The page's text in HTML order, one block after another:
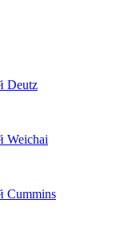
Deutz
Weichai
Cummins